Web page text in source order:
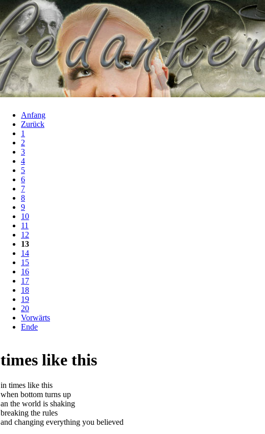
Anfang
Zurück
1
2
3
4
5
6
7
8
9
10
11
12
13
14
15
16
17
18
19
20
Vorwärts
Ende
times like this
in times like this
when bottom turns up
an the world is shaking
breaking the rules
and changing everything you believed